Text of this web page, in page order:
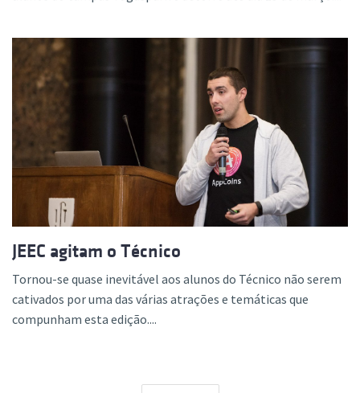
JEEC agitam o Técnico
Tornou-se quase inevitável aos alunos do Técnico não serem
cativados por uma das várias atrações e temáticas que
compunham esta edição....